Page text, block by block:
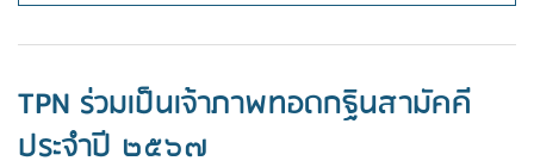
TPN ร่วมเป็นเจ้าภาพทอดกฐินสามัคคี
ประจำปี ๒๕๖๗